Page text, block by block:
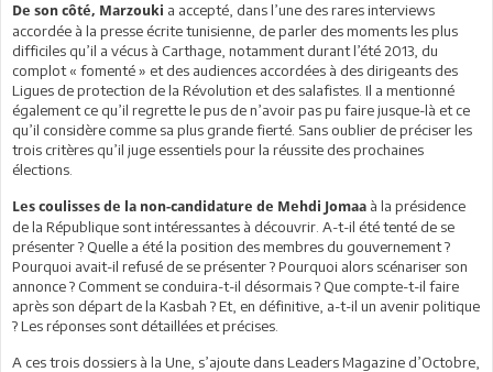
De son côté, Marzouki a accepté, dans l’une des rares interviews
accordée à la presse écrite tunisienne, de parler des moments les plus
difficiles qu’il a vécus à Carthage, notamment durant l’été 2013, du
complot « fomenté » et des audiences accordées à des dirigeants des
Ligues de protection de la Révolution et des salafistes. Il a mentionné
également ce qu’il regrette le pus de n’avoir pas pu faire jusque-là et ce
qu’il considère comme sa plus grande fierté. Sans oublier de préciser les
trois critères qu’il juge essentiels pour la réussite des prochaines
élections.
Les coulisses de la non-candidature de Mehdi Jomaa à la présidence
de la République sont intéressantes à découvrir. A-t-il été tenté de se
présenter ? Quelle a été la position des membres du gouvernement ?
Pourquoi avait-il refusé de se présenter ? Pourquoi alors scénariser son
annonce ? Comment se conduira-t-il désormais ? Que compte-t-il faire
après son départ de la Kasbah ? Et, en définitive, a-t-il un avenir politique
? Les réponses sont détaillées et précises.
A ces trois dossiers à la Une, s’ajoute dans Leaders Magazine d’Octobre,